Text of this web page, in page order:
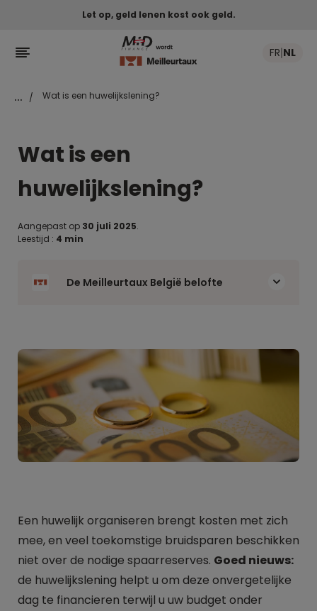
Let op, geld lenen kost ook geld.
 FR NL
... / Wat is een huwelijkslening?
Wat is een
huwelijkslening?
Aangepast op 30 juli 2025.
Leestijd : 4 min
De Meilleurtaux België belofte
Een huwelijk organiseren brengt kosten met zich
mee, en veel toekomstige bruidsparen beschikken
niet over de nodige spaarreserves. Goed nieuws:
de huwelijkslening helpt u om deze onvergetelijke
dag te financieren terwijl u uw budget onder